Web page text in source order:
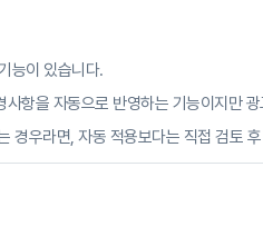
능이 있습니다.
항을 자동으로 반영하는 기능이지만
경우라면, 자동 적용보다는 직접 검토